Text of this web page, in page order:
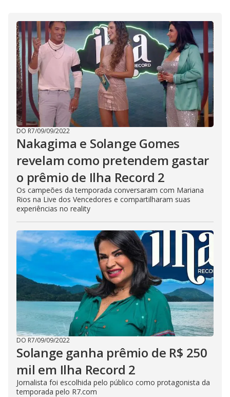
V
i
d
e
o
DO R7/09/09/2022
Nakagima e Solange Gomes
revelam como pretendem gastar
o prêmio de Ilha Record 2
Os campeões da temporada conversaram com Mariana
Rios na Live dos Vencedores e compartilharam suas
experiências no reality
DO R7/09/09/2022
Solange ganha prêmio de R$ 250
mil em Ilha Record 2
Jornalista foi escolhida pelo público como protagonista da
temporada pelo R7.com